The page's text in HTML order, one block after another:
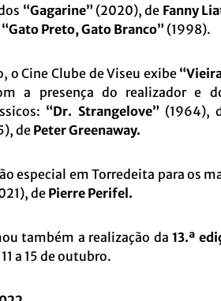
“Gagarine” (2020), de Fanny
“Gato Preto, Gato Branco” (1998).
o Cine Clube de Viseu exibe
a presença do realizador e
“Dr. Strangelove” (1964),
dePeter Greenaway.
especial em Torredeita para os
dePierre Perifel.
também a realização da 13.ª
a 15 de outubro.